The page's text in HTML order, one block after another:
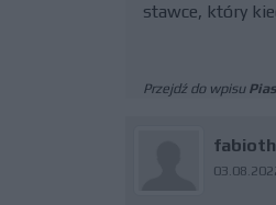
stawce, który
Przejdź do wpisu